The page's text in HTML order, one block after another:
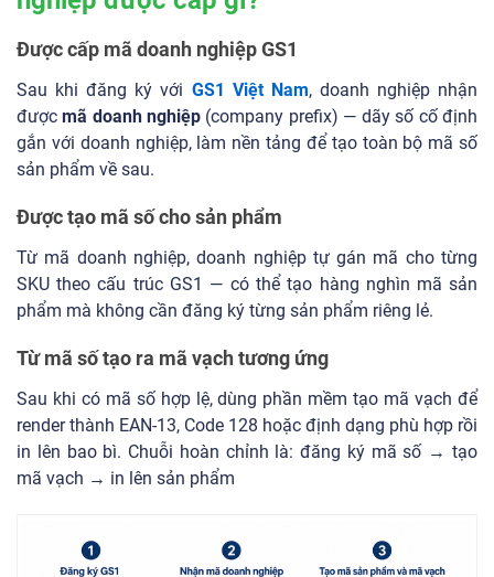
Được cấp mã doanh nghiệp GS1
Sau khi đăng ký với GS1 Việt Nam, doanh nghiệp nhận
đượcmã doanh nghiệp(company prefix) — dãy số cố định
gắn với doanh nghiệp, làm nền tảng để tạo toàn bộ mã số
sản phẩm về sau.
Được tạo mã số cho sản phẩm
Từ mã doanh nghiệp, doanh nghiệp tự gán mã cho từng
SKU theo cấu trúc GS1 — có thể tạo hàng nghìn mã sản
phẩm mà không cần đăng ký từng sản phẩm riêng lẻ.
Từ mã số tạo ra mã vạch tương ứng
Sau khi có mã số hợp lệ, dùng phần mềm tạo mã vạch để
render thành EAN-13, Code 128 hoặc định dạng phù hợp rồi
in lên bao bì. Chuỗi hoàn chỉnh là: đăng ký mã số → tạo
mã vạch → in lên sản phẩm